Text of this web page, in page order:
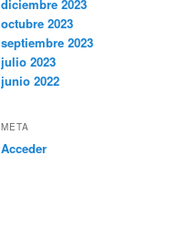
diciembre 2023
octubre 2023
septiembre 2023
julio 2023
junio 2022
META
Acceder